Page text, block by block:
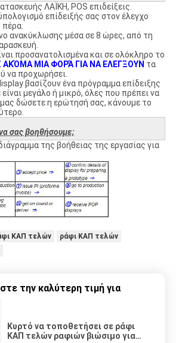
ΛΑΪΚΗ, POS επιδείξεις.
επίδειξής σας στον έλεγχο
ανακύκλωσης μέσα σε 8 ώρες, από τη
προσανατολισμένα και σε ολόκληρο το
ΑΚΌΜΑ ΜΙΑ ΦΟΡΆ ΓΙΑ ΝΑ ΕΛΕΓΞΟΥΝ τα
να προχωρήσει.
βασίζουν ένα πρόγραμμα επίδειξης
μεγάλο ή μικρό, όλες που πρέπει να
μας δώσετε η ερώτησή σας, κάνουμε το
σας βοηθήσουμε;
της βοήθειας της εργασίας για
ΚΑΠ τελών
ράφι ΚΑΠ τελών
την καλύτερη τιμή για
Κυρτό να τοποθετήσει σε ράφι
ΚΑΠ τελών ραφιών βιώσιμο για